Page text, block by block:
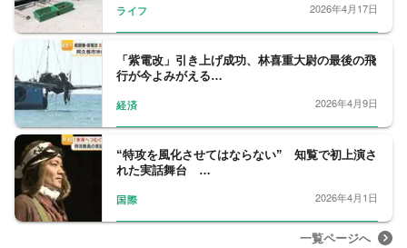
ライフ 2026年4月17日
「紫電改」引き上げ成功、林喜重大尉の最後の飛
行が今よみがえる…
経済 2026年4月9日
“特攻を風化させてはならない” 知覧で初上演さ
れた実話舞台 …
国際 2026年4月1日
一覧ページへ